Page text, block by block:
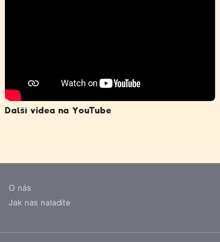
Další videa na YouTube
O nás
Jak nás naladíte